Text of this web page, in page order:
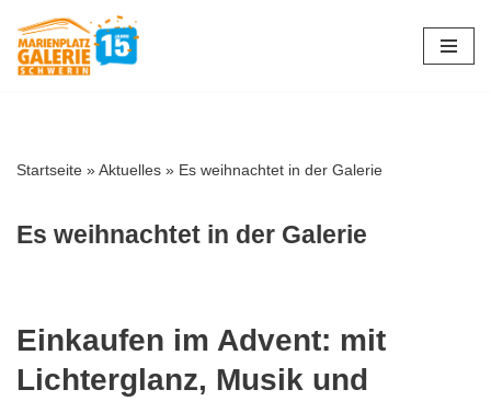
Zum
Startseite »Aktuelles » Es weihnachtet in der Galerie
Es weihnachtet in der Galerie
Einkaufen im Advent: mit
Lichterglanz, Musik und